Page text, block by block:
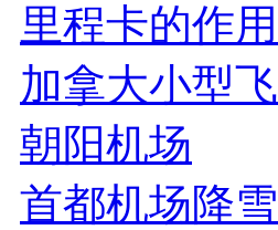
里程卡的作
加拿大小型
朝阳机场
首都机场降